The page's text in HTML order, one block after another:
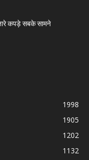
कपड़े सबके सामने
1998
1905
1202
1132